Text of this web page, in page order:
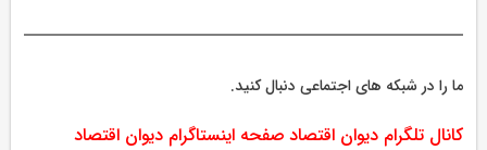
ما را در شبکه های اجتماعی دنبال کنید.
کانال تلگرام دیوان اقتصاد صفحه اینستاگرام دیوان اقتصاد